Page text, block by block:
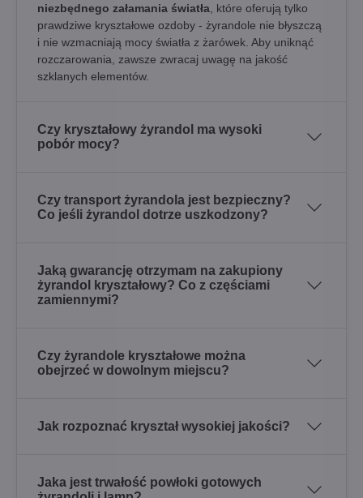
niezbędnego załamania światła , które oferują tylko
prawdziwe kryształowe ozdoby - żyrandole nie błyszczą
i nie wzmacniają mocy światła z żarówek. Aby uniknąć
rozczarowania, zawsze zwracaj uwagę na jakość
szklanych elementów.
Czy kryształowy żyrandol ma wysoki
pobór mocy?
Czy transport żyrandola jest bezpieczny?
Co jeśli żyrandol dotrze uszkodzony?
Jaką gwarancję otrzymam na zakupiony
żyrandol kryształowy? Co z częściami
zamiennymi?
Czy żyrandole kryształowe można
obejrzeć w dowolnym miejscu?
Jak rozpoznać kryształ wysokiej jakości?
Jaka jest trwałość powłoki gotowych